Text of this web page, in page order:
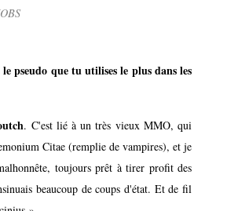
pseudo que tu utilises le plus dans les
. C'est lié à un très vieux MMO, qui
Citae (remplie de vampires), et je
toujours prêt à tirer profit des
beaucoup de coups d'état. Et de fil